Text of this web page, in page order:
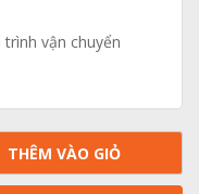
vận chuyển
THÊM VÀO GIỎ